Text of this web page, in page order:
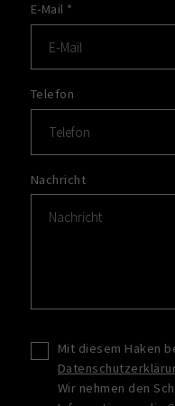
E-Mail *
Telefon
Nachricht
Mit diesem Haken
Wir nehmen den